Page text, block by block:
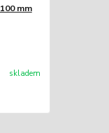
mm
skladem